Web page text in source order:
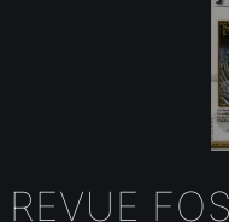
REVUE